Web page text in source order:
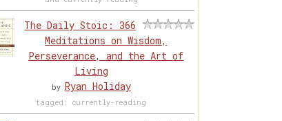
The Daily Stoic: 366
Meditations on Wisdom,
Perseverance, and the Art of
Living
by Ryan Holiday
tagged: currently-reading